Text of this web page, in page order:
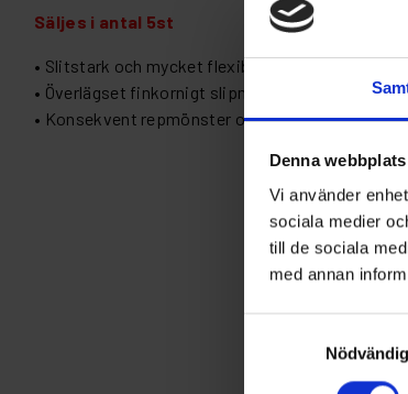
Denna
Vi använder
sociala medier
till de sociala
med annan
Nödvändig
Säljes i antal 5st
• Slitstark och mycket flexibel filmbaksida
• Överlägset finkornigt slipmedel för en utmärkt
• Konsekvent repmönster och jämn finish, lätt